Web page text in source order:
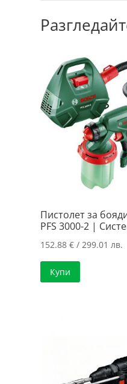
Пистолет за
PFS 3000-2 |
152.88€ / 299.01 лв.
Купи